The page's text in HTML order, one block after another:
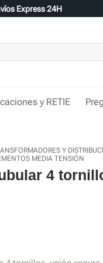
Express 24H
y RETIE
Y
MEDIA TENSIÓN
4